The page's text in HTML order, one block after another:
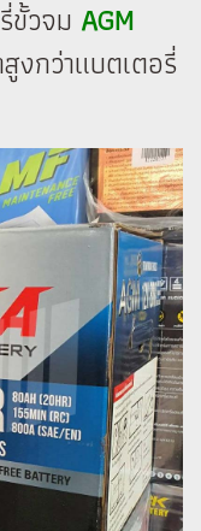
ขั้วจม AGM
งกว่าแบตเตอรี่